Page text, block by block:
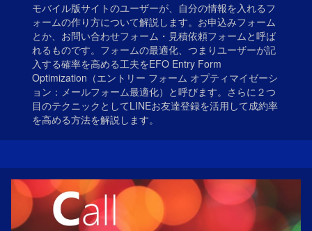
モバイル版サイトのユーザーが、自分の情報を入れるフ
ォームの作り方について解説します。お申込みフォーム
とか、お問い合わせフォーム・見積依頼フォームと呼ば
れるものです。フォームの最適化、つまりユーザーが記
入する確率を高める工夫をEFO Entry Form
Optimization（エントリー フォーム オプティマイゼーシ
ョン：メールフォーム最適化）と呼びます。さらに２つ
目のテクニックとしてLINEお友達登録を活用して成約率
を高める方法を解説します。